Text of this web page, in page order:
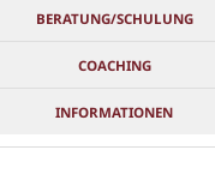
BERATUNG/SCHULUNG
COACHING
INFORMATIONEN